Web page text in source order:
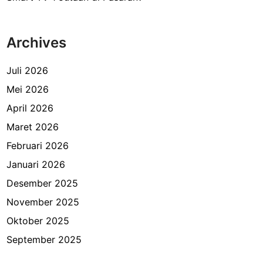
Archives
Juli 2026
Mei 2026
April 2026
Maret 2026
Februari 2026
Januari 2026
Desember 2025
November 2025
Oktober 2025
September 2025